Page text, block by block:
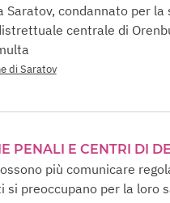
Saratov, condannato per
centrale di
di Saratov
PENALI E CENTRI DI
più comunicare
si preoccupano per la loro